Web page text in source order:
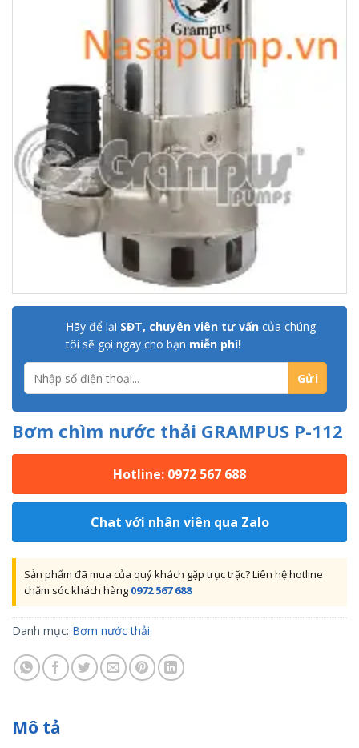
Hãy để lại SĐT, chuyên viên tư vấn của chúng
tôi sẽ gọi ngay cho bạn miễn phí!
Bơm chìm nước thải GRAMPUS P-112
Hotline: 0972 567 688
Chat với nhân viên qua Zalo
Sản phẩm đã mua của quý khách gặp trục trặc? Liên hệ hotline
chăm sóc khách hàng 0972 567 688
Danh mục: Bơm nước thải
Mô tả